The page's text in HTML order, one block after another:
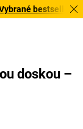
bestsellery
doskou –